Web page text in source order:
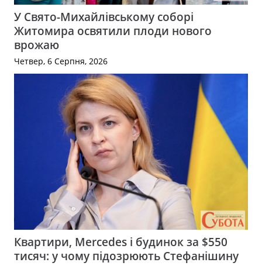
У Свято-Михайлівському соборі
Житомира освятили плоди нового
врожаю
Четвер, 6 Серпня, 2026
Квартири, Mercedes і будинок за $550
тисяч: у чому підозрюють Стефанішину